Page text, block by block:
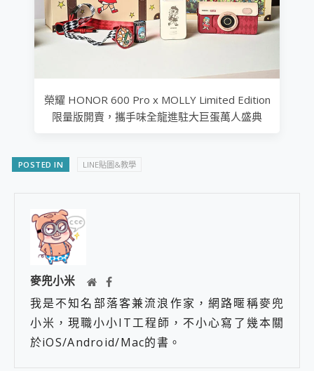
榮耀 HONOR 600 Pro x MOLLY Limited Edition
限量版開賣，攜手味全龍進駐大巨蛋萬人盛典
POSTED IN LINE貼圖&教學
麥兜小米
我是不知名部落客兼流浪作家，網路暱稱麥兜
小米，現職小小IT工程師，不小心寫了幾本關
於iOS/Android/Mac的書。